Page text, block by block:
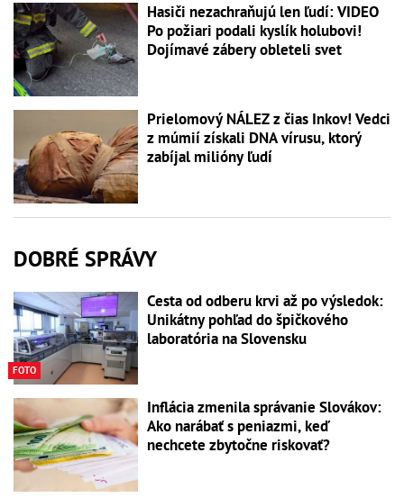
Hasiči nezachraňujú len ľudí: VIDEO
Po požiari podali kyslík holubovi!
Dojímavé zábery obleteli svet
Prielomový NÁLEZ z čias Inkov! Vedci
z múmií získali DNA vírusu, ktorý
zabíjal milióny ľudí
DOBRÉ SPRÁVY
FOTO
Cesta od odberu krvi až po výsledok:
Unikátny pohľad do špičkového
laboratória na Slovensku
Inflácia zmenila správanie Slovákov:
Ako narábať s peniazmi, keď
nechcete zbytočne riskovať?